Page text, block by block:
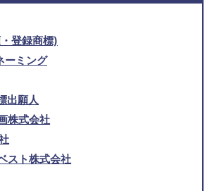
登録商標)
ーミング
出願人
株式会社
スト株式会社